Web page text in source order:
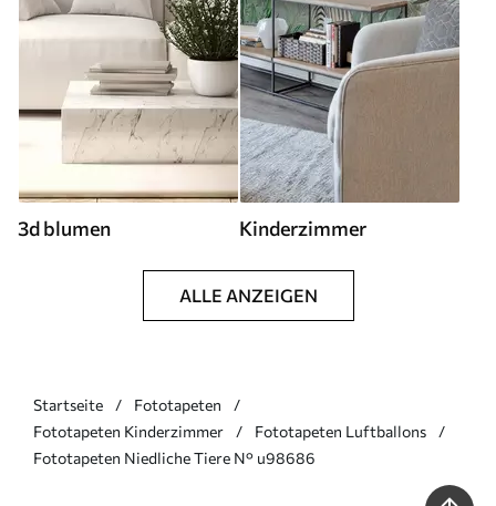
3d blumen Kinderzimmer
ALLE ANZEIGEN
Startseite
Fototapeten
Fototapeten Kinderzimmer
Fototapeten Luftballons
Fototapeten Niedliche Tiere N° u98686